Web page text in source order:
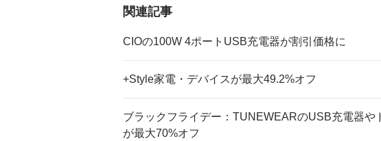
関連記事
CIOの100W 4ポートUSB充電器が割引価格に
+Style家電・デバイスが最大49.2%オフ
ブラックフライデー：TUNEWEARのUSB充電器や
が最大70%オフ